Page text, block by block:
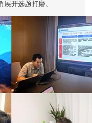
展开选题打磨。